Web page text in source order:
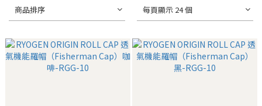
商品排序 每頁顯示 24 個